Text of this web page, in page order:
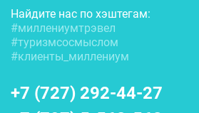
Найдите нас по хэштегам:
#миллениумтрэвел
#туризмсосмыслом
#клиенты_миллениум
+7 (727) 292-44-27